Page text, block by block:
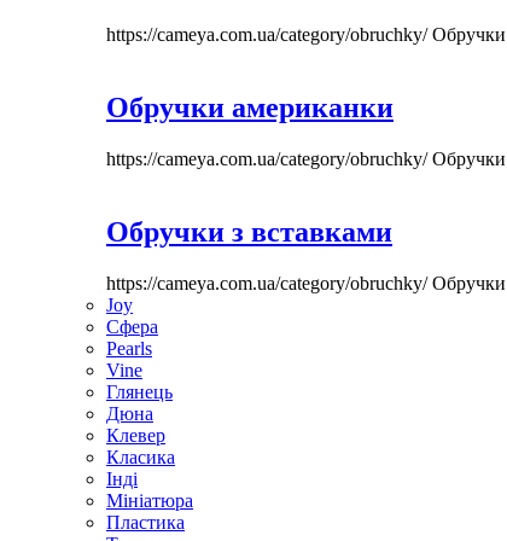
https://cameya.com.ua/category/obruchky/Обручки
Обручки американки
https://cameya.com.ua/category/obruchky/Обручки
Обручки з вставками
https://cameya.com.ua/category/obruchky/Обручки
Joy
Сфера
Pearls
Vine
Глянець
Дюна
Клевер
Класика
Інді
Мініатюра
Пластика